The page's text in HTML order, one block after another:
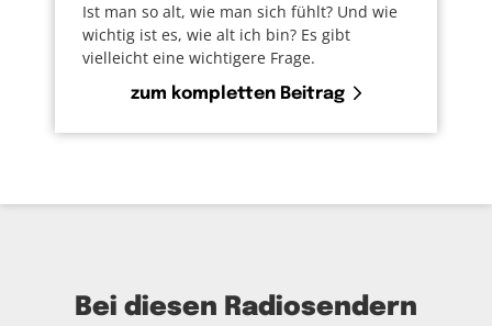
Ist man so alt, wie man sich fühlt? Und wie
wichtig ist es, wie alt ich bin? Es gibt
vielleicht eine wichtigere Frage.
zum kompletten Beitrag
Bei diesen Radiosendern